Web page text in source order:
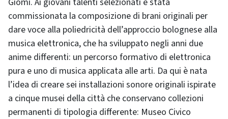
commissionata la composizione di brani originali per
dare voce alla poliedricità dell’approccio bolognese alla
musica elettronica, che ha sviluppato negli anni due
anime differenti: un percorso formativo di elettronica
pura e uno di musica applicata alle arti. Da qui è nata
l’idea di creare sei installazioni sonore originali ispirate
a cinque musei della città che conservano collezioni
permanenti di tipologia differente: Museo Civico